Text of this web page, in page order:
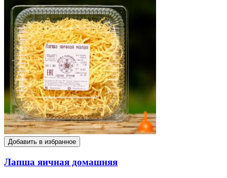
Добавить в избранное
Лапша яичная домашняя